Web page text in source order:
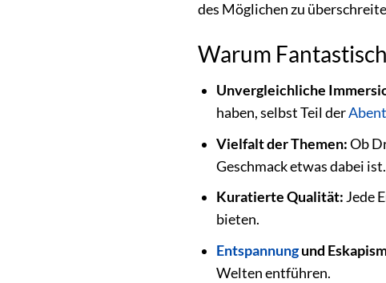
des Möglichen zu
Warum
Unvergleichliche
haben, selbst Teil der
Vielfalt der Themen:Ob
Geschmack etwas dabei ist.
Kuratierte Qualität:Jede
bieten.
Entspannungund
Welten entführen.